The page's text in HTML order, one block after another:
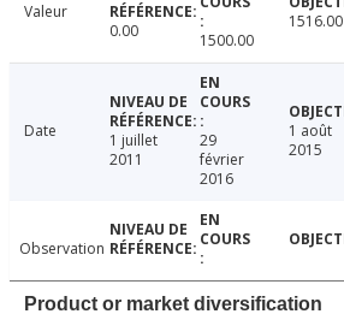
Valeur
0.00
1500.00
1516.00
Date
1 juillet
2011
29
février
2016
1 août
2015
Observation
Product or market diversification